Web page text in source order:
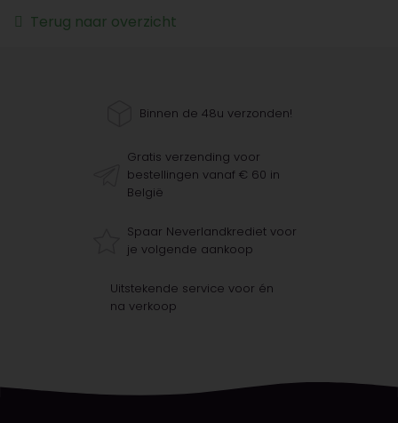
Terug naar overzicht
Binnen de 48u verzonden!
Gratis verzending voor
bestellingen vanaf € 60 in
België
Spaar Neverlandkrediet voor
je volgende aankoop
Uitstekende service voor én
na verkoop